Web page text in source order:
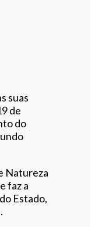
suas
de
do
Natureza
faz a
Estado,